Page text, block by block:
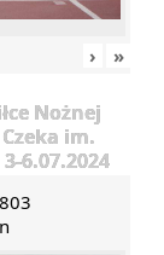
› »
Nożnej
im.
6.07.2024